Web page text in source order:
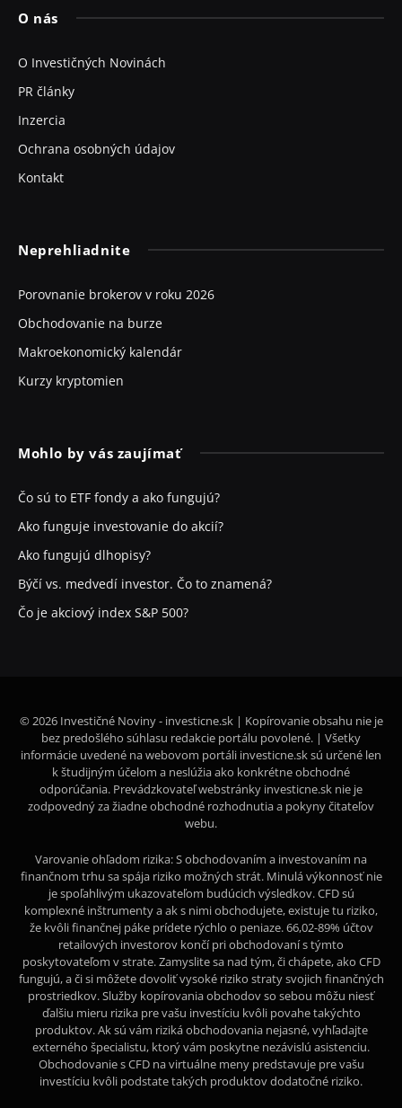
O nás
O Investičných Novinách
PR články
Inzercia
Ochrana osobných údajov
Kontakt
Neprehliadnite
Porovnanie brokerov v roku 2026
Obchodovanie na burze
Makroekonomický kalendár
Kurzy kryptomien
Mohlo by vás zaujímať
Čo sú to ETF fondy a ako fungujú?
Ako funguje investovanie do akcií?
Ako fungujú dlhopisy?
Býčí vs. medvedí investor. Čo to znamená?
Čo je akciový index S&P 500?
© 2026 Investičné Noviny - investicne.sk | Kopírovanie obsahu nie je
bez predošlého súhlasu redakcie portálu povolené. | Všetky
informácie uvedené na webovom portáli investicne.sk sú určené len
k študijným účelom a neslúžia ako konkrétne obchodné
odporúčania. Prevádzkovateľ webstránky investicne.sk nie je
zodpovedný za žiadne obchodné rozhodnutia a pokyny čitateľov
webu.
Varovanie ohľadom rizika: S obchodovaním a investovaním na
finančnom trhu sa spája riziko možných strát. Minulá výkonnosť nie
je spoľahlivým ukazovateľom budúcich výsledkov. CFD sú
komplexné inštrumenty a ak s nimi obchodujete, existuje tu riziko,
že kvôli finančnej páke prídete rýchlo o peniaze. 66,02-89% účtov
retailových investorov končí pri obchodovaní s týmto
poskytovateľom v strate. Zamyslite sa nad tým, či chápete, ako CFD
fungujú, a či si môžete dovoliť vysoké riziko straty svojich finančných
prostriedkov. Služby kopírovania obchodov so sebou môžu niesť
ďalšiu mieru rizika pre vašu investíciu kvôli povahe takýchto
produktov. Ak sú vám riziká obchodovania nejasné, vyhľadajte
externého špecialistu, ktorý vám poskytne nezávislú asistenciu.
Obchodovanie s CFD na virtuálne meny predstavuje pre vašu
investíciu kvôli podstate takých produktov dodatočné riziko.